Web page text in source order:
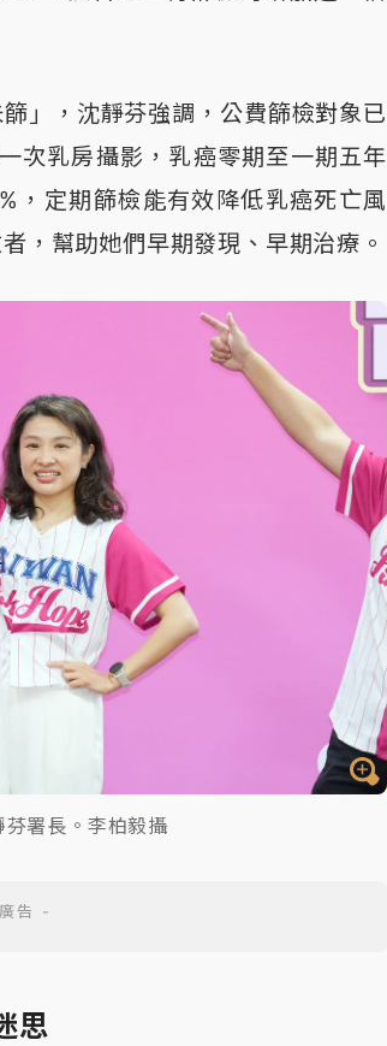
」，沈靜芬強調，公費篩檢對象已
次乳房攝影，乳癌零期至一期五年
，定期篩檢能有效降低乳癌死亡風
，幫助她們早期發現、早期治療。
芬署長。李柏毅攝
思